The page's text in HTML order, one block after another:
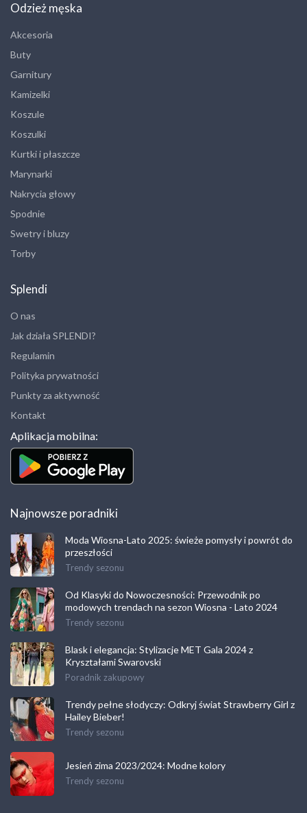
Odzież męska
Akcesoria
Buty
Garnitury
Kamizelki
Koszule
Koszulki
Kurtki i płaszcze
Marynarki
Nakrycia głowy
Spodnie
Swetry i bluzy
Torby
Splendi
O nas
Jak działa SPLENDI?
Regulamin
Polityka prywatności
Punkty za aktywność
Kontakt
Aplikacja mobilna:
Najnowsze poradniki
Moda Wiosna-Lato 2025: świeże pomysły i powrót do
przeszłości
Trendy sezonu
Od Klasyki do Nowoczesności: Przewodnik po
modowych trendach na sezon Wiosna - Lato 2024
Trendy sezonu
Blask i elegancja: Stylizacje MET Gala 2024 z
Kryształami Swarovski
Poradnik zakupowy
Trendy pełne słodyczy: Odkryj świat Strawberry Girl z
Hailey Bieber!
Trendy sezonu
Jesień zima 2023/2024: Modne kolory
Trendy sezonu